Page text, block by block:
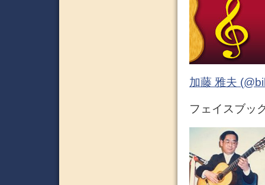
加藤 雅夫
フェイスブッ